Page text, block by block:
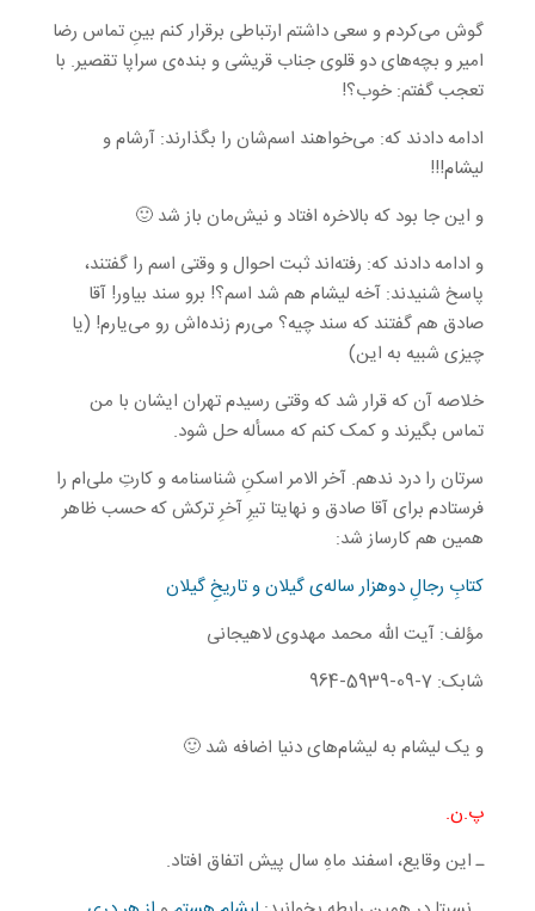
گوش می‌کردم و سعی داشتم ارتباطی برقرار کنم بینِ تماس رضا
امیر و بچه‌های دو قلوی جناب قریشی و بنده‌ی سراپا تقصیر. با
تعجب گفتم: خوب؟!
ادامه دادند که: می‌خواهند اسم‌شان را بگذارند: آرشام و
لیشام!!!
و این جا بود که بالاخره افتاد و نیش‌مان باز شد 🙂
و ادامه دادند که: رفته‌اند ثبت احوال و وقتی اسم را گفتند،
پاسخ شنیدند: آخه لیشام هم شد اسم؟! برو سند بیاور! آقا
صادق هم گفتند که سند چیه؟ می‌رم زنده‌اش رو می‌یارم! (یا
چیزی شبیه به این)
خلاصه آن که قرار شد که وقتی رسیدم تهران ایشان با من
تماس بگیرند و کمک کنم که مسأله حل شود.
سرتان را درد ندهم. آخر الامر اسکنِ شناسنامه و کارتِ ملی‌ام را
فرستادم برای آقا صادق و نهایتا تیرِ آخرِ ترکش که حسب ظاهر
همین هم کارساز شد:
کتابِ رجالِ دوهزار ساله‌ی گیلان و تاریخِ گیلان
مؤلف: آیت الله محمد مهدوی لاهیجانی
شابک: 7-09-5939-964
و یک لیشام به لیشام‌های دنیا اضافه شد 🙂
پ.ن.
ـ این وقایع، اسفند ماهِ سال پیش اتفاق افتاد.